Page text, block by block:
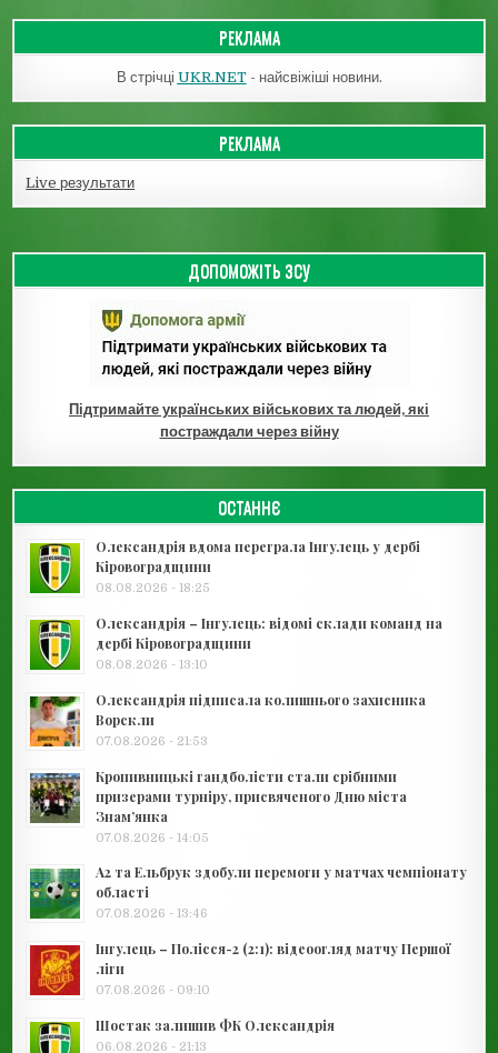
РЕКЛАМА
В стрічці UKR.NET- найсвіжіші новини.
РЕКЛАМА
Live результати
ДОПОМОЖІТЬ ЗСУ
Підтримайте українських військових та людей, які
постраждали через війну
ОСТАННЄ
Олександрія вдома переграла Інгулець у дербі
Кіровоградщини
08.08.2026 - 18:25
Олександрія – Інгулець: відомі склади команд на
дербі Кіровоградщини
08.08.2026 - 13:10
Олександрія підписала колишнього захисника
Ворскли
07.08.2026 - 21:53
Кропивницькі гандболісти стали срібними
призерами турніру, присвяченого Дню міста
Знам’янка
07.08.2026 - 14:05
А2 та Ельбрук здобули перемоги у матчах чемпіонату
області
07.08.2026 - 13:46
Інгулець – Полісся-2 (2:1): відеоогляд матчу Першої
ліги
07.08.2026 - 09:10
Шостак залишив ФК Олександрія
06.08.2026 - 21:13